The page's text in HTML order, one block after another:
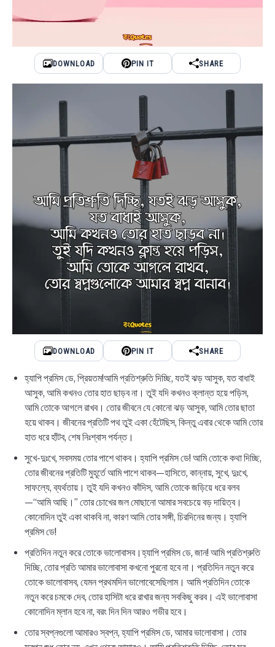
DOWNLOAD PIN IT SHARE
DOWNLOAD PIN IT SHARE
হ্যাপি প্রমিস ডে, প্রিয়তম!আমি প্রতিশ্রুতি দিচ্ছি, যতই ঝড় আসুক, যত বাধাই
আসুক, আমি কখনও তোর হাত ছাড়ব না। তুই যদি কখনও ক্লান্ত হয়ে পড়িস,
আমি তোকে আগলে রাখব। তোর জীবনে যে কোনো ঝড় আসুক, আমি তোর ছাতা
হয়ে থাকব। জীবনের প্রতিটি পথ তুই একা হেঁটেছিস, কিন্তু এবার থেকে আমি তোর
হাত ধরে হাঁটব, শেষ নিঃশ্বাস পর্যন্ত।
সুখে-দুঃখে, সবসময় তোর পাশে থাকব। হ্যাপি প্রমিস ডে! আমি তোকে কথা দিচ্ছি,
তোর জীবনের প্রতিটি মুহূর্তে আমি পাশে থাকব—হাসিতে, কান্নায়, সুখে, দুঃখে,
সাফল্যে, ব্যর্থতায়। তুই যদি কখনও কাঁদিস, আমি তোকে জড়িয়ে ধরে বলব
—“আমি আছি।” তোর চোখের জল মোছানো আমার সবচেয়ে বড় দায়িত্ব।
কোনোদিন তুই একা থাকবি না, কারণ আমি তোর সঙ্গী, চিরদিনের জন্য। হ্যাপি
প্রমিস ডে!
প্রতিদিন নতুন করে তোকে ভালোবাসব।হ্যাপি প্রমিস ডে, জান! আমি প্রতিশ্রুতি
দিচ্ছি, তোর প্রতি আমার ভালোবাসা কখনো পুরনো হবে না। প্রতিদিন নতুন করে
তোকে ভালোবাসব, যেমন প্রথমদিন ভালোবেসেছিলাম। আমি প্রতিদিন তোকে
নতুন করে চমকে দেব, তোর হাসিটা ধরে রাখার জন্য সবকিছু করব। এই ভালোবাসা
কোনোদিন ম্লান হবে না, বরং দিন দিন আরও গভীর হবে।
তোর স্বপ্নগুলো আমারও স্বপ্ন, হ্যাপি প্রমিস ডে, আমার ভালোবাসা। তোর